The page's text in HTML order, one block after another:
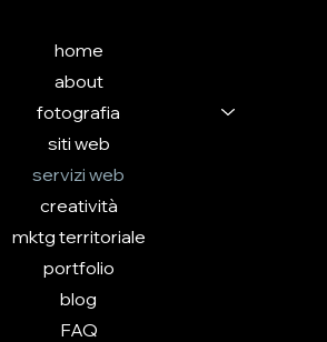
home
about
fotografia
siti web
servizi web
creatività
mktg territoriale
portfolio
blog
FAQ